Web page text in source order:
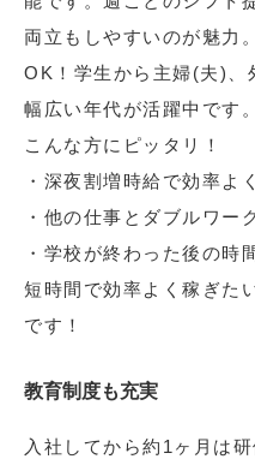
両立もしやすいのが魅力
OK！学生から主婦(夫)、
幅広い年代が活躍中です。
こんな方にピッタリ！
・深夜割増時給で効率よ
・他の仕事とダブルワー
・学校が終わった後の時
短時間で効率よく稼ぎた
です！
教育制度も充実
入社してから約1ヶ月は